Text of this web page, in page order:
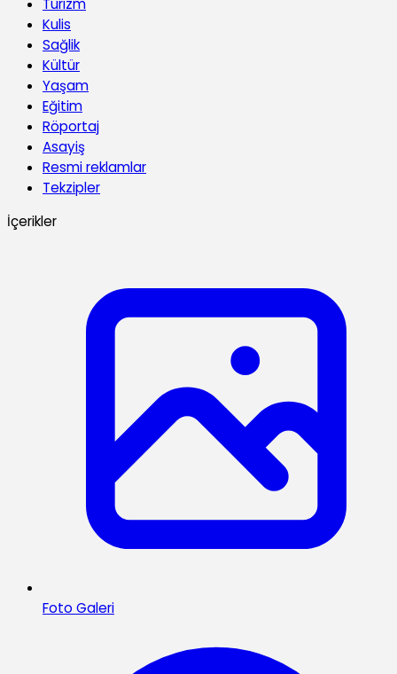
Kulis
Sağlik
Kültür
Yaşam
Eğitim
Röportaj
Asayiş
Resmi reklamlar
Tekzipler
İçerikler
Foto Galeri